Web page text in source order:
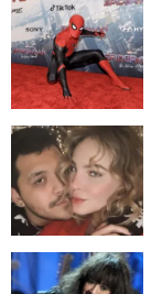
1
minute,
15
seconds